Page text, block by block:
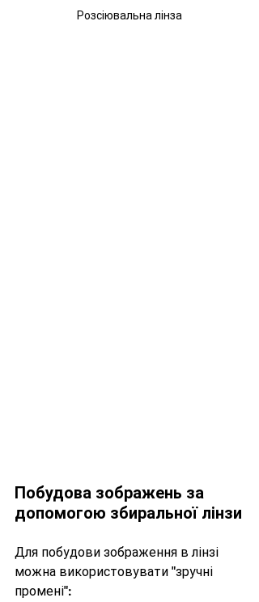
Розсіювальна лінза
Побудова зображень за
допомогою збиральної лінзи
Для побудови зображення в лінзі
можна використовувати "зручні
промені":